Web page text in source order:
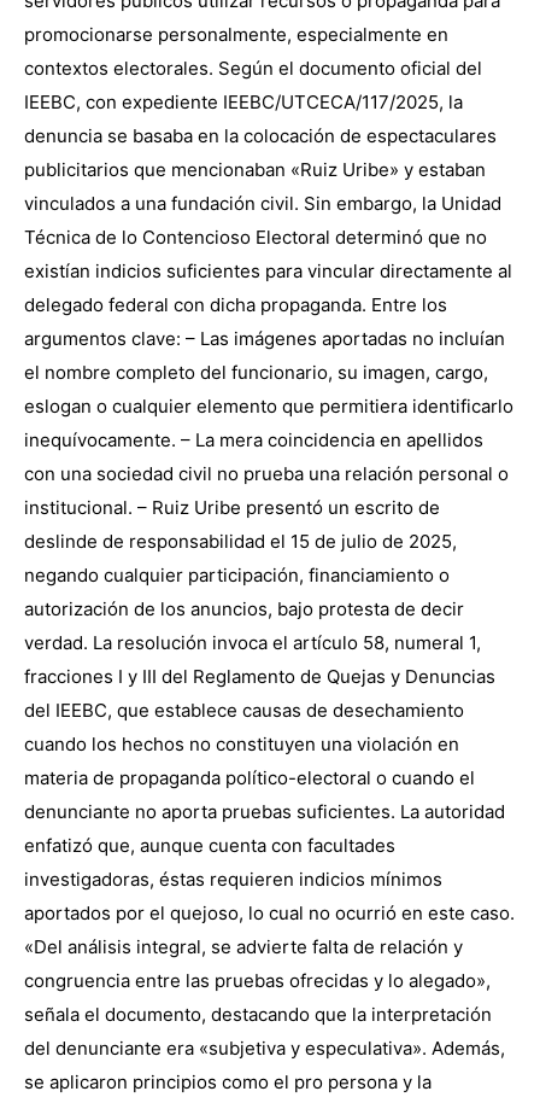
promocionarse personalmente, especialmente en
contextos electorales. Según el documento oficial del
IEEBC, con expediente IEEBC/UTCECA/117/2025, la
denuncia se basaba en la colocación de espectaculares
publicitarios que mencionaban «Ruiz Uribe» y estaban
vinculados a una fundación civil. Sin embargo, la Unidad
Técnica de lo Contencioso Electoral determinó que no
existían indicios suficientes para vincular directamente al
delegado federal con dicha propaganda. Entre los
argumentos clave: – Las imágenes aportadas no incluían
el nombre completo del funcionario, su imagen, cargo,
eslogan o cualquier elemento que permitiera identificarlo
inequívocamente. – La mera coincidencia en apellidos
con una sociedad civil no prueba una relación personal o
institucional. – Ruiz Uribe presentó un escrito de
deslinde de responsabilidad el 15 de julio de 2025,
negando cualquier participación, financiamiento o
autorización de los anuncios, bajo protesta de decir
verdad. La resolución invoca el artículo 58, numeral 1,
fracciones I y III del Reglamento de Quejas y Denuncias
del IEEBC, que establece causas de desechamiento
cuando los hechos no constituyen una violación en
materia de propaganda político-electoral o cuando el
denunciante no aporta pruebas suficientes. La autoridad
enfatizó que, aunque cuenta con facultades
investigadoras, éstas requieren indicios mínimos
aportados por el quejoso, lo cual no ocurrió en este caso.
«Del análisis integral, se advierte falta de relación y
congruencia entre las pruebas ofrecidas y lo alegado»,
señala el documento, destacando que la interpretación
del denunciante era «subjetiva y especulativa». Además,
se aplicaron principios como el pro persona y la